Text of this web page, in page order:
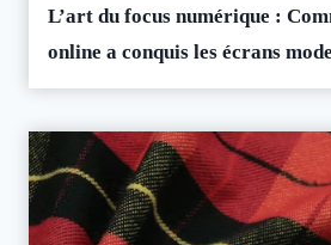
L’art du focus numérique :
online a conquis les écrans